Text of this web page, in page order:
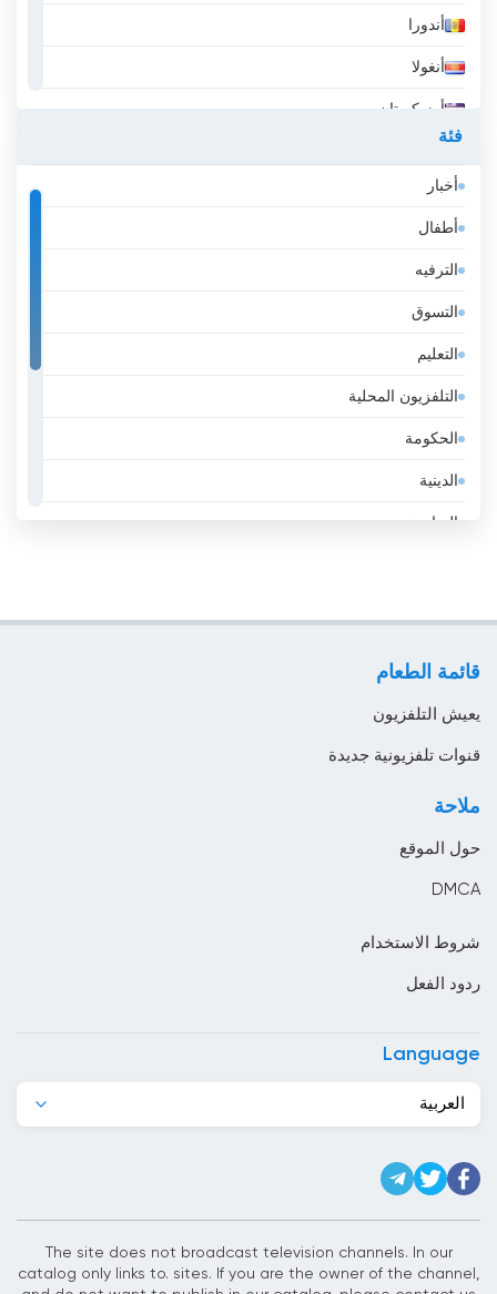
أندورا
أنغولا
أوزبكستان
إثيوبيا
إسبانيا
إستونيا
إسرائيل
إيران
إيطاليا
الأرجنتين
الأردن
الجبل الأسود
الجزائر
السلفادور
السودان
السويد
فئة
أخبار
أطفال
الترفيه
التسوق
التعليم
التلفزيون المحلية
الحكومة
الدينية
الرياضة
قائمة الطعام
يعيش التلفزيون
قنوات تلفزيونية جديدة
ملاحة
حول الموقع
DMCA
شروط الاستخدام
ردود الفعل
Language
العربية
The site does not broadcast television channels. In our
catalog only links to. sites. If you are the owner of the channel,